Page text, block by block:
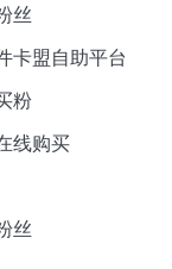
丝
卡盟自助平台
粉
线购买
丝